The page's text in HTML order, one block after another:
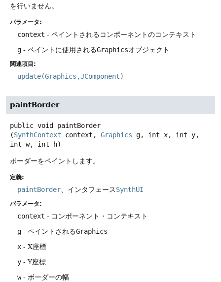
を行いません。
パラメータ:
context - ペイントされるコンポーネントのコンテキスト
g - ペイントに使用されるGraphicsオブジェクト
関連項目:
update(Graphics,JComponent)
paintBorder
public void
paintBorder
(SynthContext context, Graphics g, int x, int y,
int w, int h)
ボーダーをペイントします。
定義:
paintBorder 、インタフェースSynthUI
パラメータ:
context - コンポーネント・コンテキスト
g - ペイントされるGraphics
x - X座標
y - Y座標
w- ボーダーの幅